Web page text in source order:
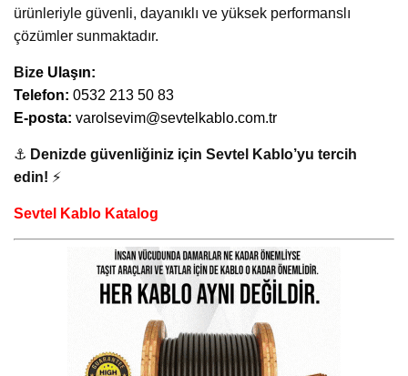
ürünleriyle güvenli, dayanıklı ve yüksek performanslı
çözümler sunmaktadır.
Bize Ulaşın:
Telefon: 0532 213 50 83
E-posta: varolsevim@sevtelkablo.com.tr
⚓ Denizde güvenliğiniz için Sevtel Kablo’yu tercih
edin! ⚡
Sevtel Kablo Katalog